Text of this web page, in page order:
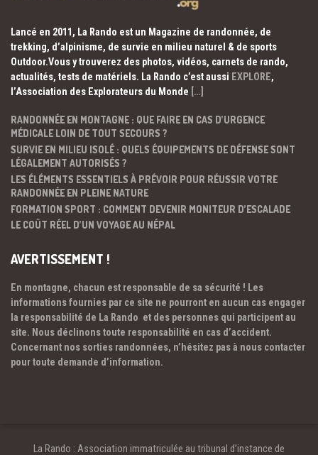
Lancé en 2011, La Rando est un Magazine de randonnée, de
trekking, d’alpinisme, de survie en milieu naturel & de sports
Outdoor.Vous y trouverez des photos, vidéos, carnets de rando,
actualités, tests de matériels. La Rando c’est aussi EXPLORE,
l’Association des Explorateurs du Monde […]
RANDONNÉE EN MONTAGNE : QUE FAIRE EN CAS D’URGENCE
MÉDICALE LOIN DE TOUT SECOURS ?
SURVIE EN MILIEU ISOLÉ : QUELS ÉQUIPEMENTS DE DÉFENSE SONT
LÉGALEMENT AUTORISÉS ?
LES ÉLÉMENTS ESSENTIELS À PRÉVOIR POUR RÉUSSIR VOTRE
RANDONNÉE EN PLEINE NATURE
FORMATION SPORT : COMMENT DEVENIR MONITEUR D’ESCALADE
LE COÛT RÉEL D’UN VOYAGE AU NÉPAL
AVERTISSEMENT !
En montagne, chacun est responsable de sa sécurité ! Les
informations fournies par ce site ne pourront en aucun cas engager
la responsabilité de La Rando et des personnes qui participent au
site. Nous déclinons toute responsabilité en cas d’accident.
Concernant nos sorties randonnées, n’hésitez pas à nous contacter
pour toute demande d’information.
La Rando : Association immatriculée au tribunal d’instance de